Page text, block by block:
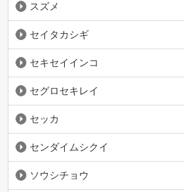
スズメ
セイタカシギ
セキセイインコ
セグロセキレイ
セッカ
センダイムシクイ
ソウシチョウ